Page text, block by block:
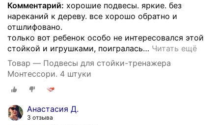
Комментарий: хорошие подвесы. яркие. без
нареканий к дереву. все хорошо обратно и
отшлифовано.
только вот ребенок особо не интересовался этой
стойкой и игрушками, поигралась… Читать ещё
Товар — Подвесы для стойки-тренажера
Монтессори. 4 штуки
Анастасия Д.
3 отзыва